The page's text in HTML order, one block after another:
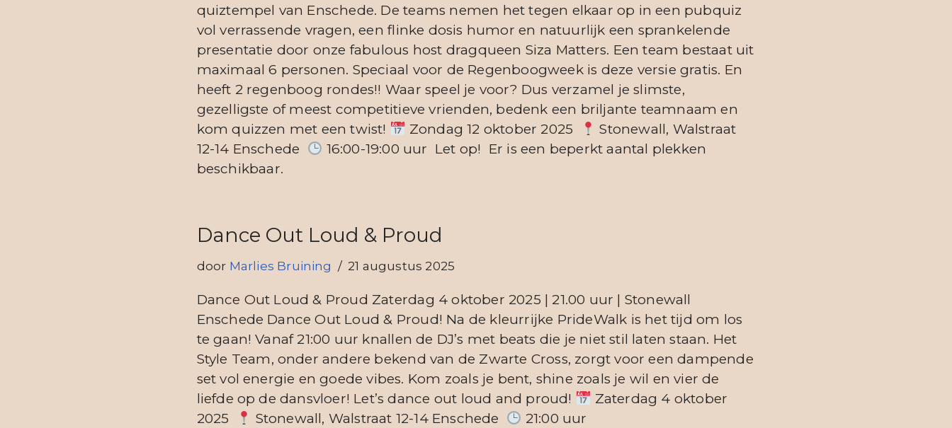
quiztempel van Enschede. De teams nemen het tegen elkaar op in een pubquiz
vol verrassende vragen, een flinke dosis humor en natuurlijk een sprankelende
presentatie door onze fabulous host dragqueen Siza Matters. Een team bestaat uit
maximaal 6 personen. Speciaal voor de Regenboogweek is deze versie gratis. En
heeft 2 regenboog rondes!! Waar speel je voor? Dus verzamel je slimste,
gezelligste of meest competitieve vrienden, bedenk een briljante teamnaam en
kom quizzen met een twist!
Zondag 12 oktober 2025
Stonewall, Walstraat
12-14 Enschede
16:00-19:00 uur Let op! Er is een beperkt aantal plekken
beschikbaar.
Dance Out Loud & Proud
door Marlies Bruining 21 augustus 2025
Dance Out Loud & Proud Zaterdag 4 oktober 2025 | 21.00 uur | Stonewall
Enschede Dance Out Loud & Proud! Na de kleurrijke PrideWalk is het tijd om los
te gaan! Vanaf 21:00 uur knallen de DJ’s met beats die je niet stil laten staan. Het
Style Team, onder andere bekend van de Zwarte Cross, zorgt voor een dampende
set vol energie en goede vibes. Kom zoals je bent, shine zoals je wil en vier de
liefde op de dansvloer! Let’s dance out loud and proud!
Zaterdag 4 oktober
2025
Stonewall, Walstraat 12-14 Enschede 21:00 uur